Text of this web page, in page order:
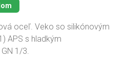
oceľ. Veko so silikónovým
APS s hladkým
1/3.